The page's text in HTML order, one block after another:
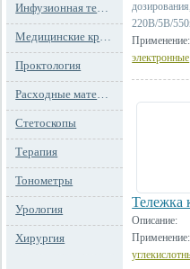
Инфузионная терапия
Медицинские кресла
Проктология
Расходные материалы
Стетоскопы
Терапия
Тонометры
Урология
Хирургия
220В/5В/
Применение:
электронные
Тележка
Описание:
Применение: